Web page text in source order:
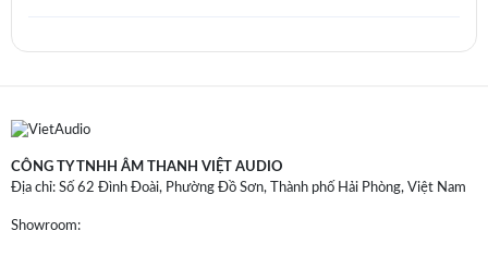
CÔNG TY TNHH ÂM THANH VIỆT AUDIO
Địa chỉ: Số 62 Đình Đoài, Phường Đồ Sơn, Thành phố Hải Phòng, Việt Nam
Showroom: